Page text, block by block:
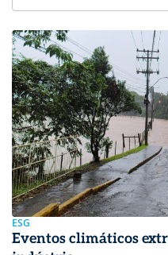
ESG
Eventos climáticos